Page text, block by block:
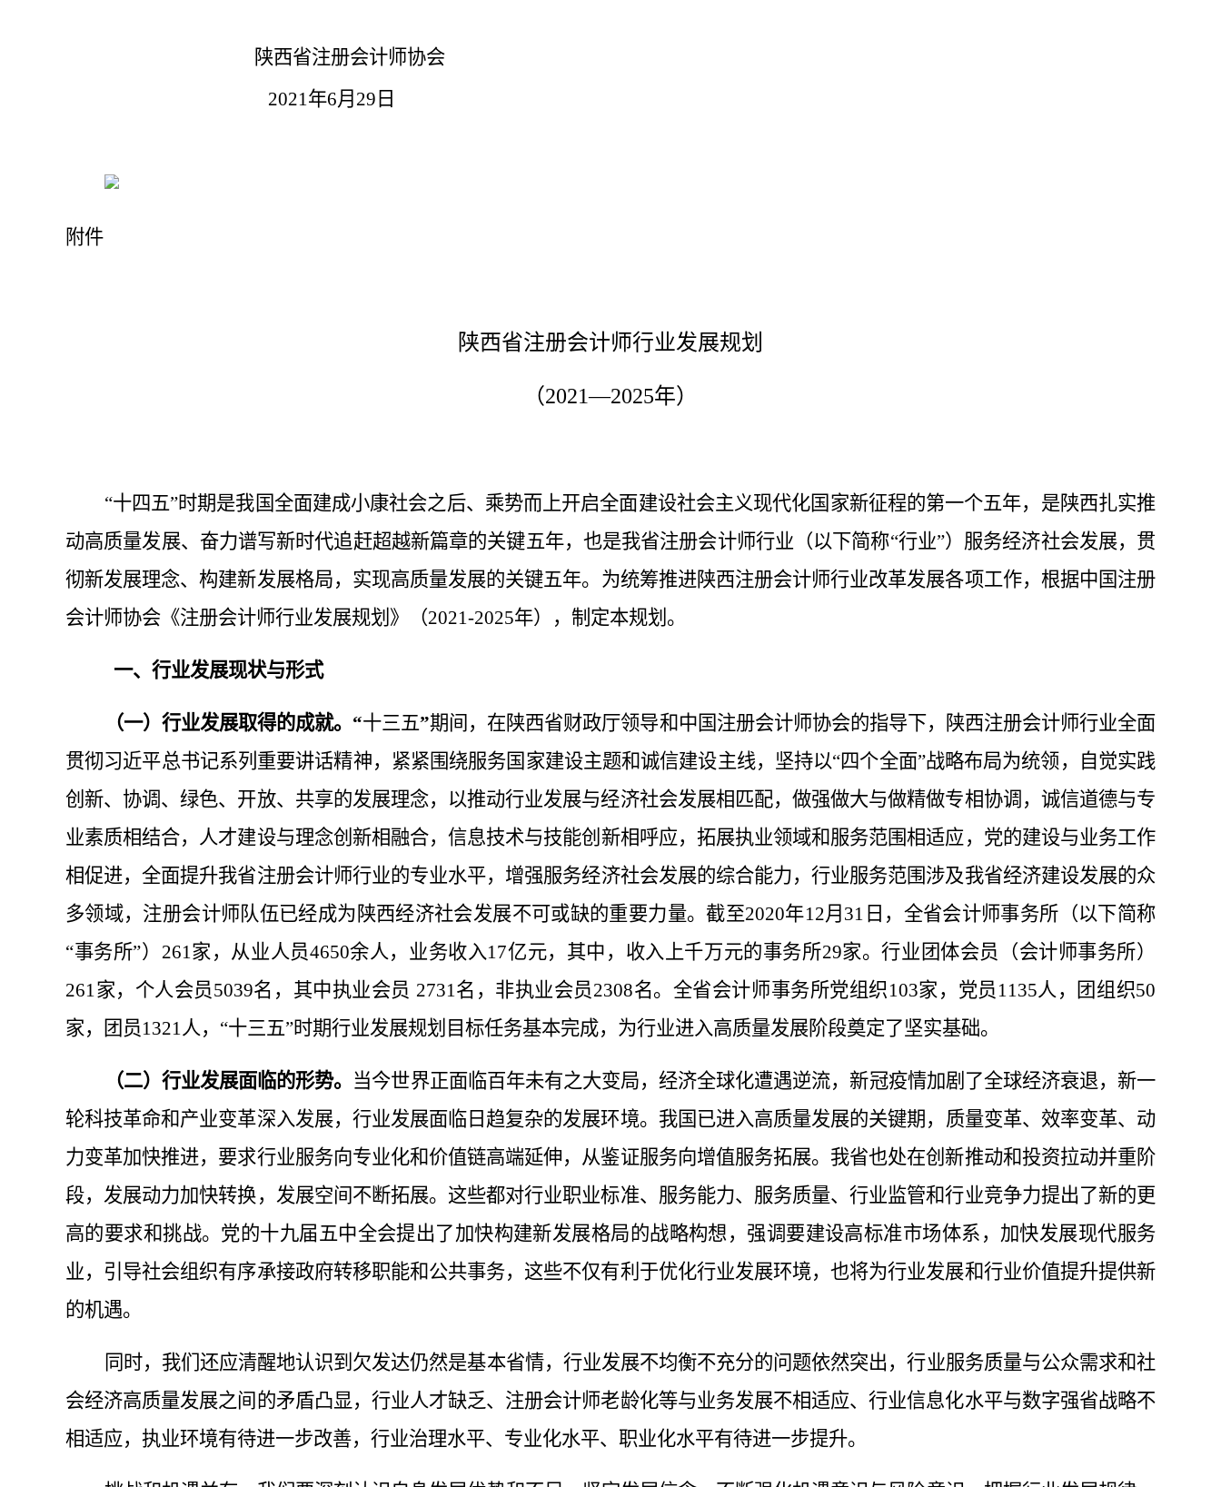
陕西省注册会计师协会
2021年6月29日
附件
陕西省注册会计师行业发展规划
（2021—2025年）
“十四五”时期是我国全面建成小康社会之后、乘势而上开启全面建设社会主义现代化国家新征程的第一个五年，是陕西扎实推
动高质量发展、奋力谱写新时代追赶超越新篇章的关键五年， 也是我省注册会计师行业 （以下简称“行业”） 服务经济社会发展，贯
彻新发展理念、构建新发展格局，实现高质量发展的关键五年。 为统筹推进陕西注册会计师行业改革发展各项工作，根据中国注册
会计师协会 《注册会计师行业发展规划》（2021-2025年），制定本规划。
一、行业发展现状与形式
（一） 行业发展取得的成就。 “十三五”期间， 在陕西省财政厅领导和中国注册会计师协会的指导下，
陕西注册会计师行业全面
贯彻习近平总书记系列重要讲话精神，紧紧围绕服务国家建设主题和诚信建设主线，坚持以“四个全面”战略布局为统领，自觉实践
创新、协调、绿色、开放、共享的发展理念，以推动行业发展与经济社会发展相匹配，做强做大与做精做专相协调，诚信道德与专
业素质相结合， 人才建设与理念创新相融合，信息技术与技能创新相呼应，拓展执业领域和服务范围相适应 ，党的建设与业务工作
相促进，全面提升我省注册会计师行业的专业水平，增强服务经济社会发展的综合能力，行业服务范围涉及我省经济建设发展的众
多领域， 注册会计师 队伍已经成为陕西经济社会发展不可或缺的重要力量。 截至2020年12月31日 ，全省会计师事务所 （以下简称
“事务所”） 261家， 从业人员4650余人， 业务收入17亿元， 其中， 收入上千万元的事务所29家。行业团体会员 （会计师事务所）
261家，个人会员5039名，其中执业会员 2731名，非执业会员2308名。全省会计师事务所党组织103家，党员 1135人，团 组织50
家，
团员1321人， “十三五”时期行业发展规划目标任务基本完成， 为行业进入高质量发展阶段奠定了坚实基础。
（二） 行业发展面临的形势。 当今世界正面临百年未有之大变局，经济全球化遭遇逆流，新冠疫情加剧 了全球经济衰退，新一
轮科技革命和产业变革深入发展，行业发展面临日趋复杂的发展环境。我国已进入高质量发展的关键期 ， 质量变革、效率变革、动
力变革加快推进，要求行业服务向专业化和价值链高端延伸，从鉴证服务向增值服务拓展。我省也处在创新推动和投资拉动并重阶
段，发展动力加快转换，发展空间不断拓展。这些都对行业职业标准、服务能力、服务质量、行业监管和行业竞争力提出了新的更
高的要求和挑战。党的十九届五中全会提出了加快构建新发展格局的战略构想，强调要建设高标准市场体系，加快发展现代服务
业，引导社会组织有序承接政府转移职能和公共事务，这些不仅有利于优化行业发展环境，也将为行业发展和行业价值提升提供新
的机遇。
同时，我们还应清醒地认识到欠发达仍然是基本省情，行业发展不均衡不充分的问题依然突出，行业服务质量与公众需求和社
会经济高质量发展之间的矛盾凸显，行业人才缺乏、注册会计师老龄化等与业务发展不相适应、行业信息化水平与数字强省战略不
相适应，执业环境有待进一步改善，行业治理水平、专业化水平、职业化水平有待进一步提升。